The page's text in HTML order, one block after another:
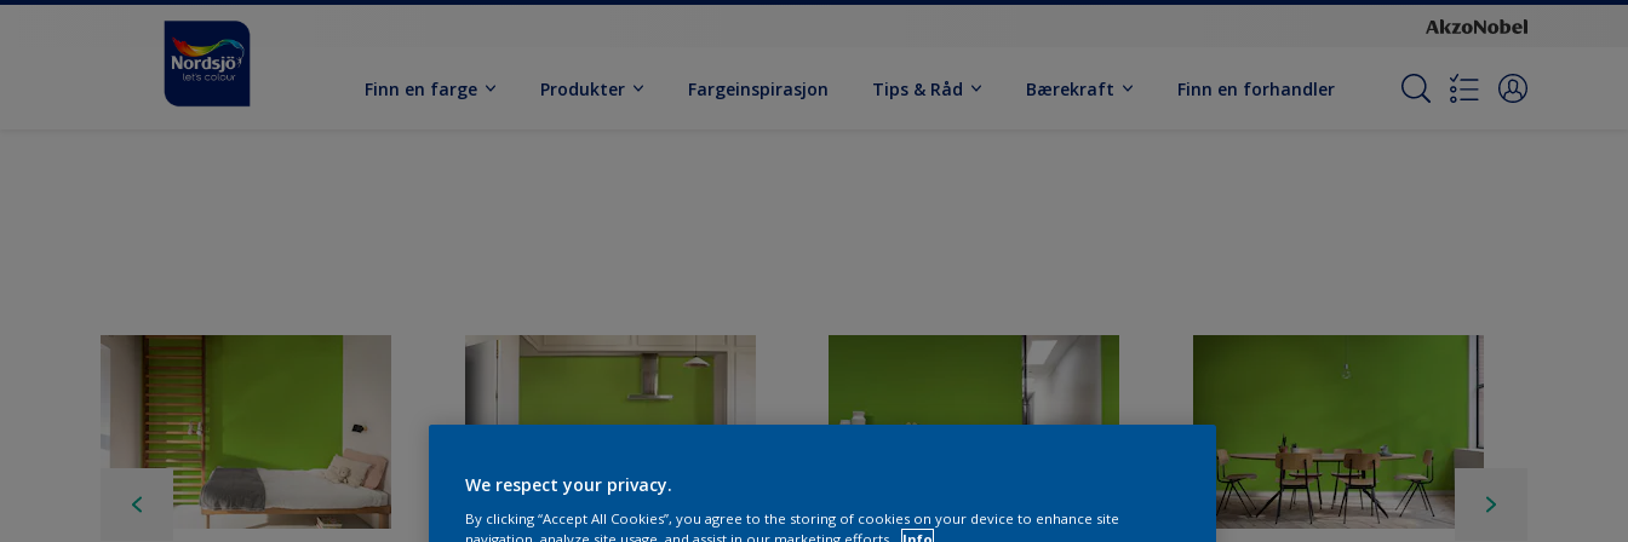
Finn en farge Produkter Fargeinspirasjon Tips & Råd Bærekraft Finn en forhandler
We respect your privacy.
By clicking “Accept All Cookies”, you agree to the storing of cookies on your device to enhance site